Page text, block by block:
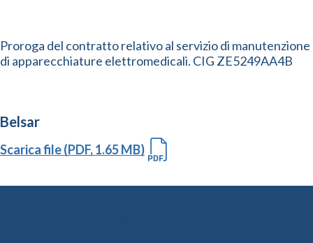
Proroga del contratto relativo al servizio di manutenzione
di apparecchiature elettromedicali. CIG ZE5249AA4B
Belsar
Scarica file (PDF, 1.65 MB)